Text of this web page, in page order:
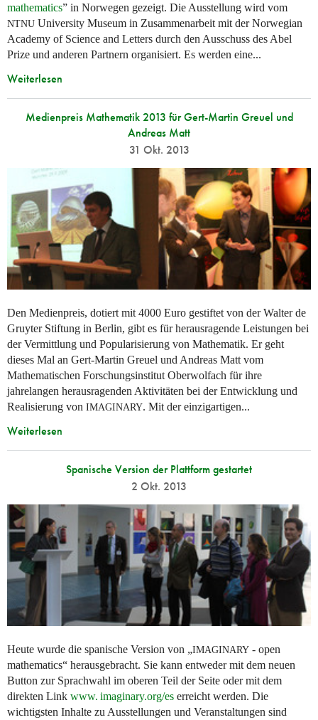
mathematics” in Norwegen gezeigt. Die Ausstellung wird vom
NTNU University Museum in Zusammenarbeit mit der Norwegian
Academy of Science and Letters durch den Ausschuss des Abel
Prize und anderen Partnern organisiert. Es werden eine...
Weiterlesen
Medienpreis Mathematik 2013 für Gert-Martin Greuel und
Andreas Matt
31 Okt. 2013
Den Medienpreis, dotiert mit 4000 Euro gestiftet von der Walter de
Gruyter Stiftung in Berlin, gibt es für herausragende Leistungen bei
der Vermittlung und Popularisierung von Mathematik. Er geht
dieses Mal an Gert-Martin Greuel und Andreas Matt vom
Mathematischen Forschungsinstitut Oberwolfach für ihre
jahrelangen herausragenden Aktivitäten bei der Entwicklung und
Realisierung von IMAGINARY. Mit der einzigartigen...
Weiterlesen
Spanische Version der Plattform gestartet
2 Okt. 2013
Heute wurde die spanische Version von „IMAGINARY - open
mathematics“ herausgebracht. Sie kann entweder mit dem neuen
Button zur Sprachwahl im oberen Teil der Seite oder mit dem
direkten Link www. imaginary.org/es erreicht werden. Die
wichtigsten Inhalte zu Ausstellungen und Veranstaltungen sind